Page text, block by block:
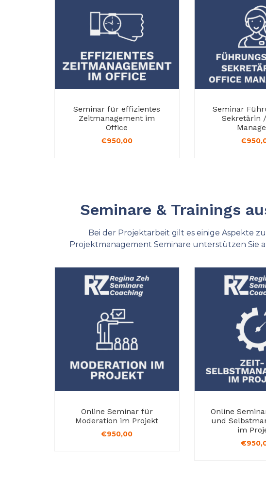
Seminar für effizientes
Zeitmanagement im
Office
€950,00
Seminar
Sekretärin
€
Seminare & Trainings
Bei der Projektarbeit gilt es einige Aspekte
Projektmanagement Seminare unterstützen Sie
Online Seminar für
Moderation im Projekt
€950,00
Online
und
im
€